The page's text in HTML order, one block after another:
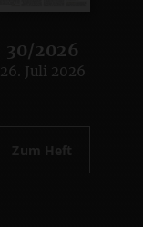
30/2026
:
26. Juli 2026
Zum Heft